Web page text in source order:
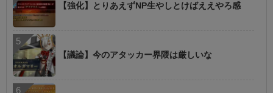
【強化】とりあえずNP生やしとけばええやろ感
【議論】今のアタッカー界隈は厳しいな